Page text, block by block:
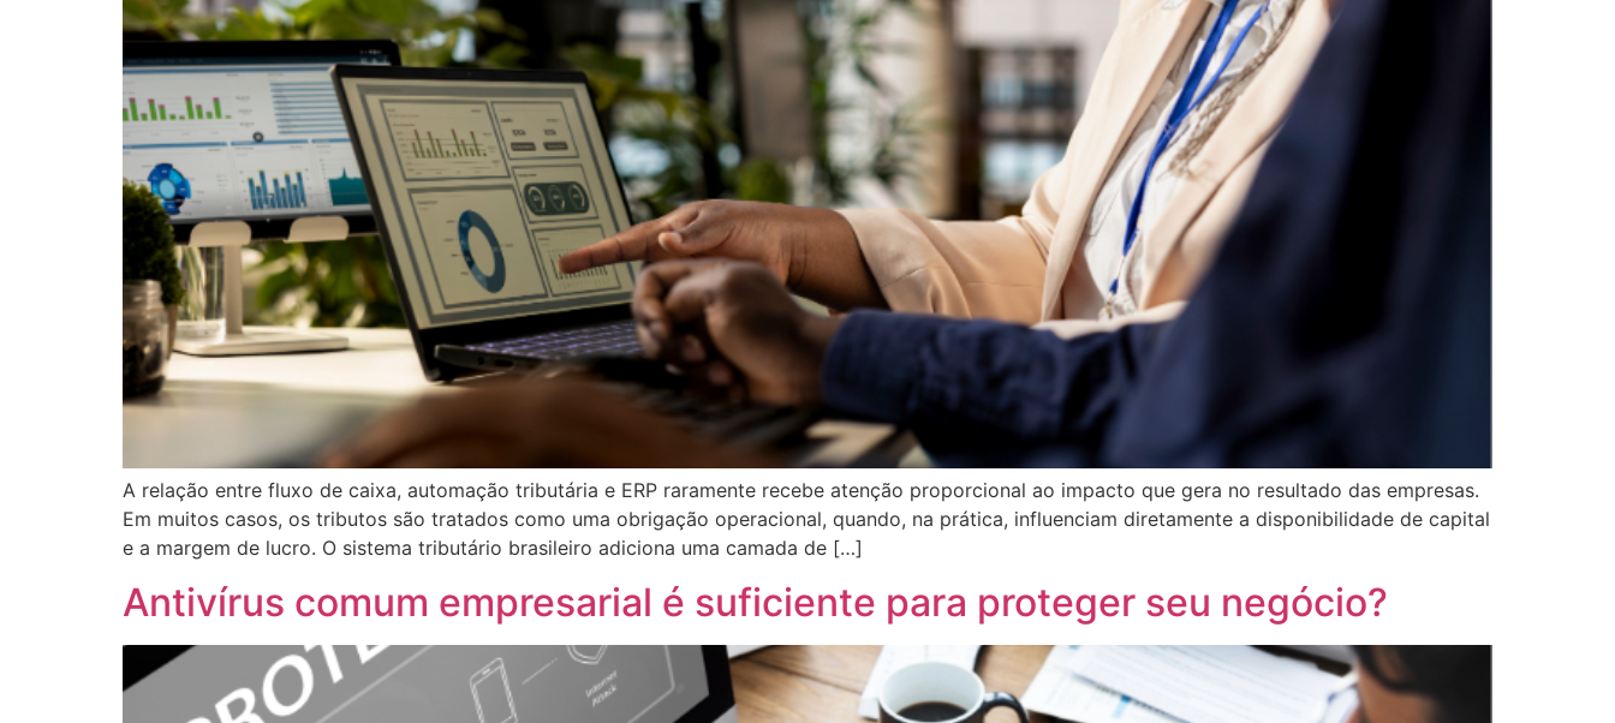
A relação entre fluxo de caixa, automação tributária e ERP raramente recebe atenção proporcional ao impacto que gera no resultado das empresas.
Em muitos casos, os tributos são tratados como uma obrigação operacional, quando, na prática, influenciam diretamente a disponibilidade de capital
e a margem de lucro. O sistema tributário brasileiro adiciona uma camada de […]
Antivírus comum empresarial é suficiente para proteger seu negócio?